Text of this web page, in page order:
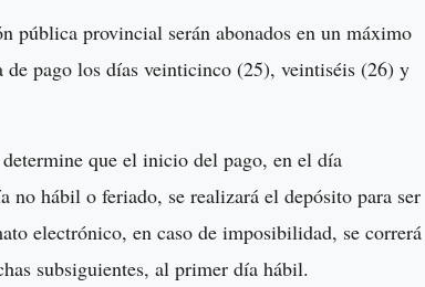
pública provincial serán abonados en un máximo
de pago los días veinticinco (25), veintiséis (26) y
que el inicio del pago, en el día
hábil o feriado, se realizará el depósito para ser
electrónico, en caso de imposibilidad, se correrá
subsiguientes, al primer día hábil.